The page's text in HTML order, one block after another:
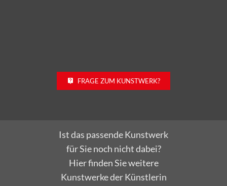
für Sie noch nicht dabei?
Hier finden Sie weitere
Kunstwerke der Künstlerin
Heidi Schröder!